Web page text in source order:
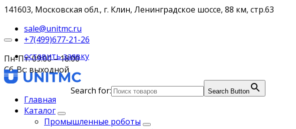
141603, Московская обл., г. Клин, Ленинградское шоссе, 88 км, стр.63
sale@unitmc.ru
+7(499)677-21-26
Пн-Пт: 09:00 – 18:00
Сб-Вс: выходной
Search for:
Search Button
оставить заявку
Главная
Каталог
Промышленные роботы